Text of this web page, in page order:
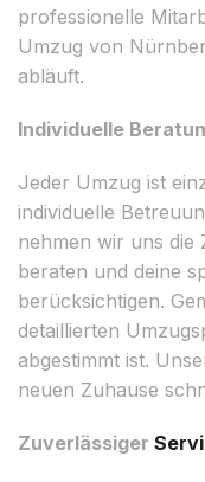
professionelle
Umzug von
abläuft.
Individuelle
Jeder Umzug ist
individuelle
nehmen wir uns die
beraten und deine
berücksichtigen.
detaillierten
abgestimmt ist.
neuen Zuhause
Zuverlässiger